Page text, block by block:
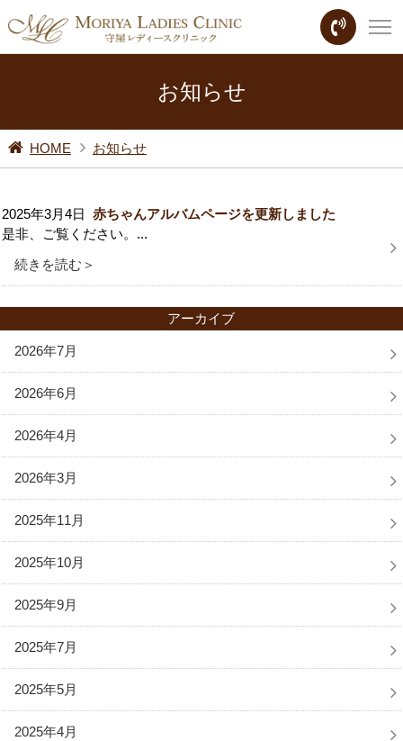
お知らせ
HOME お知らせ
2025年3月4日
赤ちゃんアルバムページを更新しました
是非、ご覧ください。...
続きを読む＞
アーカイブ
2026年7月
2026年6月
2026年4月
2026年3月
2025年11月
2025年10月
2025年9月
2025年7月
2025年5月
2025年4月